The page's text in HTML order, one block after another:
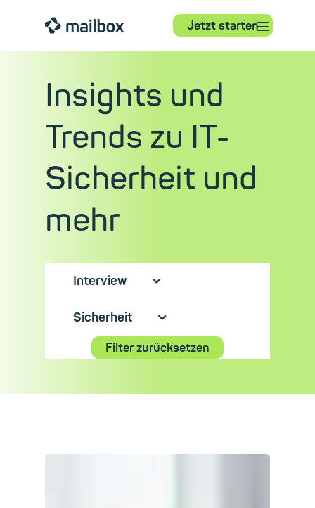
mailbox Jetzt starten⋮
Insights und
Trends zu IT-
Sicherheit und
mehr
Interview ⮟
Sicherheit ⮟
Filter zurücksetzen